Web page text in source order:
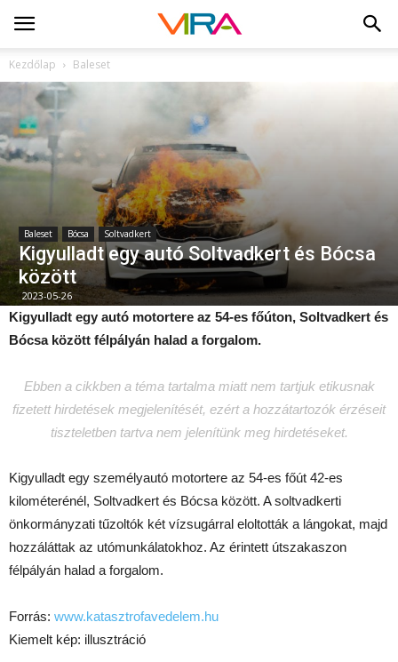
Kezdőlap Baleset
Baleset Bócsa Soltvadkert
Kigyulladt egy autó Soltvadkert és Bócsa
között
2023-05-26
Kigyulladt egy autó motortere az 54-es főúton, Soltvadkert és
Bócsa között félpályán halad a forgalom.
Ebben a cikkben a téma tartalma miatt nem tartjuk etikusnak
fizetett hirdetések megjelenítését, ezért a hozzátartozók érzéseit
tiszteletben tartva nem jelenítünk meg hirdetéseket.
Kigyulladt egy személyautó motortere az 54-es főút 42-es
kilométerénél, Soltvadkert és Bócsa között. A soltvadkerti
önkormányzati tűzoltók két vízsugárral eloltották a lángokat, majd
hozzáláttak az utómunkálatokhoz. Az érintett útszakaszon
félpályán halad a forgalom.
Forrás: www.katasztrofavedelem.hu
Kiemelt kép: illusztráció